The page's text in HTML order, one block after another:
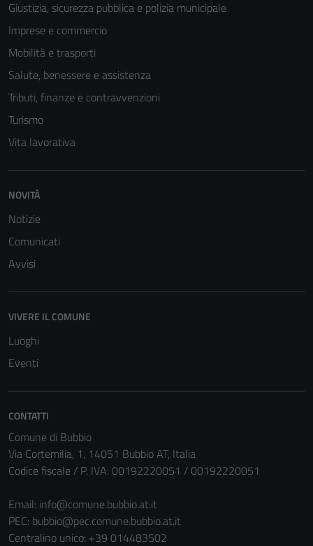
Giustizia, sicurezza pubblica e polizia municipale
Imprese e commercio
Mobilità e trasporti
Salute, benessere e assistenza
Tributi, finanze e contravvenzioni
Turismo
Vita lavorativa
NOVITÀ
Notizie
Comunicati
Avvisi
VIVERE IL COMUNE
Luoghi
Eventi
CONTATTI
Comune di Bubbio
Via Cortemilia, 1, 14051 Bubbio AT, Italia
Codice fiscale / P. IVA: 00192220051 / 00192220051
Email: info@comune.bubbio.at.it
PEC: bubbio@pec.comune.bubbio.at.it
Centralino unico: +39 014483502
disabilitati.